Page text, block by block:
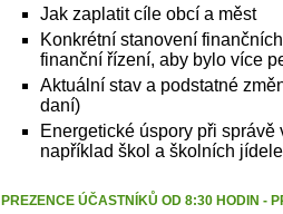
Jak zaplatit cíle obcí a měst
Konkrétní stanovení
finanční řízení, aby bylo více
Aktuální stav a podstatné
daní)
Energetické úspory při
například škol a školních
PREZENCE ÚČASTNÍKŮ OD 8:30 HODIN -